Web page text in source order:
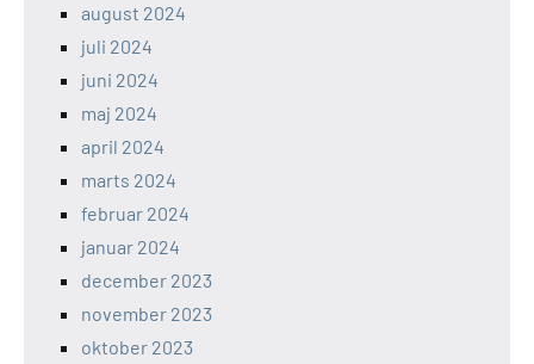
august 2024
juli 2024
juni 2024
maj 2024
april 2024
marts 2024
februar 2024
januar 2024
december 2023
november 2023
oktober 2023